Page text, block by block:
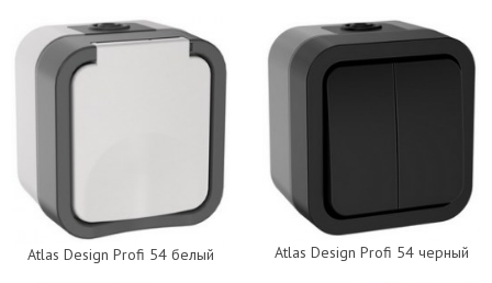
Atlas Design Profi 54 белый Atlas Design Profi 54 черный